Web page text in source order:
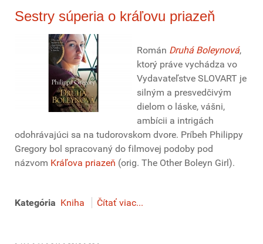
Sestry súperia o kráľovu priazeň
Román Druhá Boleynová,
ktorý práve vychádza vo
Vydavateľstve SLOVART je
silným a presvedčivým
dielom o láske, vášni,
ambícii a intrigách
odohrávajúci sa na tudorovskom dvore. Príbeh Philippy
Gregory bol spracovaný do filmovej podoby pod
názvom Kráľova priazeň (orig. The Other Boleyn Girl).
Kategória Kniha Čítať viac...